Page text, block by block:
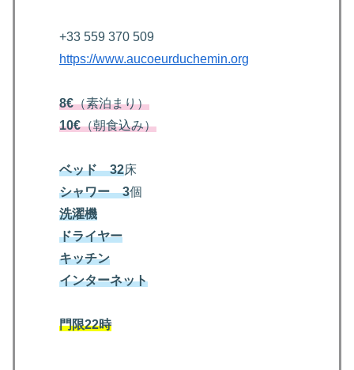
+33 559 370 509
https://www.aucoeurduchemin.org
8€（素泊まり）
10€（朝食込み）
ベッド 32床
シャワー 3個
洗濯機
ドライヤー
キッチン
インターネット
門限22時